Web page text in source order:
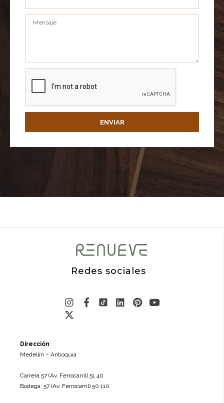
Mensaje
ENVIAR
Redes sociales
Instagram
Facebook-
f
Linkedin
Pinterest
Youtube
X-
twitter
Dirección:
Medellín – Antioquia
Carrera 57 (Av. Ferrocarril) 51 40
Bodega: 57 (Av. Ferrocarril) 50 110